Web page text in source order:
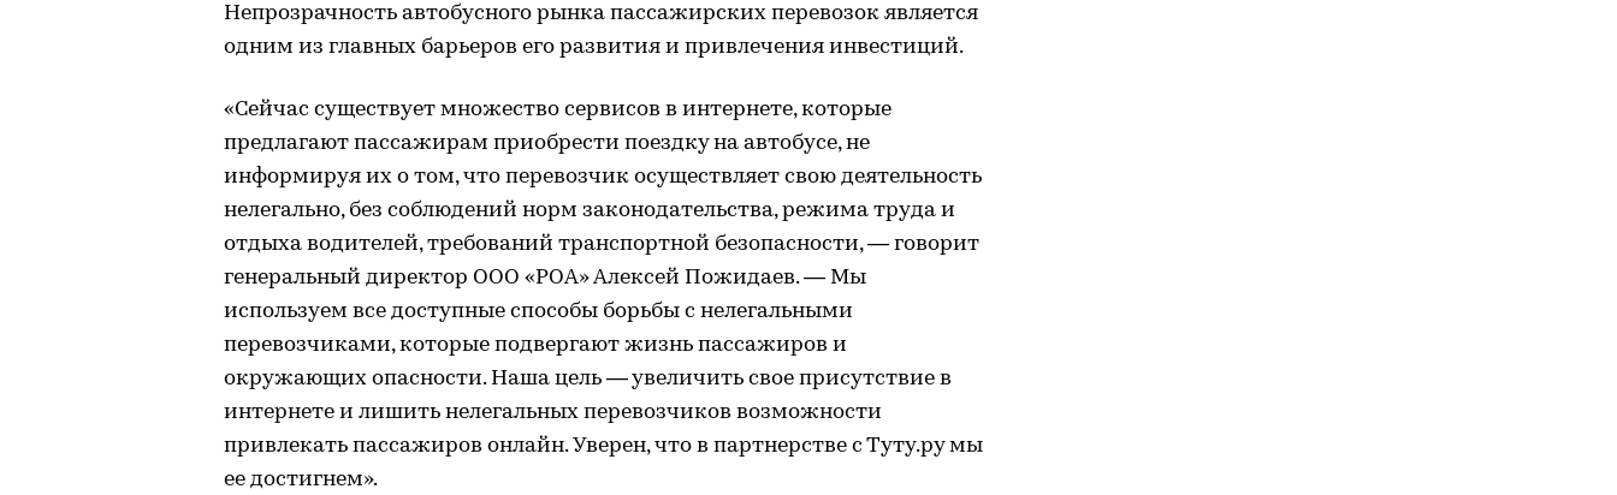
Непрозрачность автобусного рынка пассажирских перевозок является
одним из главных барьеров его развития и привлечения инвестиций.
«Сейчас существует множество сервисов в интернете, которые
предлагают пассажирам приобрести поездку на автобусе, не
информируя их о том, что перевозчик осуществляет свою деятельность
нелегально, без соблюдений норм законодательства, режима труда и
отдыха водителей, требований транспортной безопасности, — говорит
генеральный директор ООО «РОА» Алексей Пожидаев. — Мы
используем все доступные способы борьбы с нелегальными
перевозчиками, которые подвергают жизнь пассажиров и
окружающих опасности. Наша цель — увеличить свое присутствие в
интернете и лишить нелегальных перевозчиков возможности
привлекать пассажиров онлайн. Уверен, что в партнерстве с Туту.ру мы
ее достигнем».